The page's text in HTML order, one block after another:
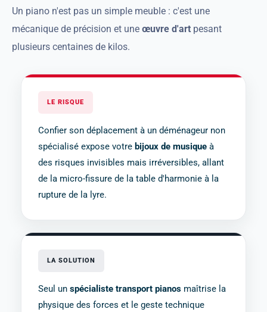
Un piano n'est pas un simple meuble : c'est une
mécanique de précision et une œuvre d'art pesant
plusieurs centaines de kilos.
LE RISQUE
Confier son déplacement à un déménageur non
spécialisé expose votre bijoux de musique à
des risques invisibles mais irréversibles, allant
de la micro-fissure de la table d'harmonie à la
rupture de la lyre.
LA SOLUTION
Seul un spécialiste transport pianos maîtrise la
physique des forces et le geste technique